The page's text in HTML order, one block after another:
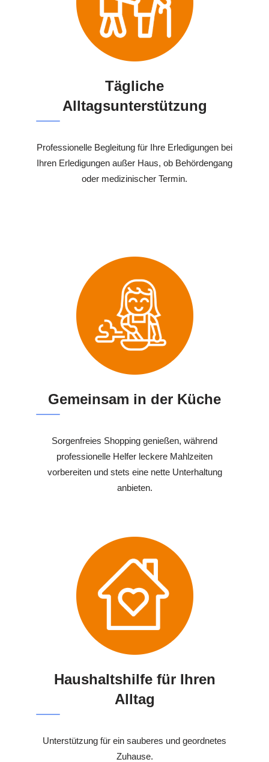
Tägliche
Alltagsunterstützung
Professionelle Begleitung für Ihre Erledigungen bei
Ihren Erledigungen außer Haus, ob Behördengang
oder medizinischer Termin.
Gemeinsam in der Küche
Sorgenfreies Shopping genießen, während
professionelle Helfer leckere Mahlzeiten
vorbereiten und stets eine nette Unterhaltung
anbieten.
Haushaltshilfe für Ihren
Alltag
Unterstützung für ein sauberes und geordnetes
Zuhause.